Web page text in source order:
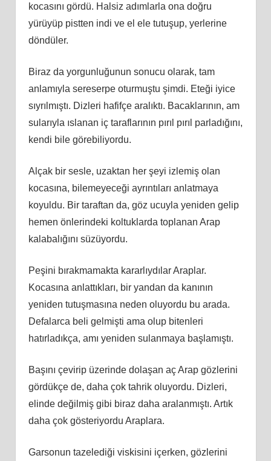
kocasını gördü. Halsiz adımlarla ona doğru
yürüyüp pistten indi ve el ele tutuşup, yerlerine
döndüler.
Biraz da yorgunluğunun sonucu olarak, tam
anlamıyla sereserpe oturmuştu şimdi. Eteği iyice
sıyrılmıştı. Dizleri hafifçe aralıktı. Bacaklarının, am
sularıyla ıslanan iç taraflarının pırıl pırıl parladığını,
kendi bile görebiliyordu.
Alçak bir sesle, uzaktan her şeyi izlemiş olan
kocasına, bilemeyeceği ayrıntıları anlatmaya
koyuldu. Bir taraftan da, göz ucuyla yeniden gelip
hemen önlerindeki koltuklarda toplanan Arap
kalabalığını süzüyordu.
Peşini bırakmamakta kararlıydılar Araplar.
Kocasına anlattıkları, bir yandan da kanının
yeniden tutuşmasına neden oluyordu bu arada.
Defalarca beli gelmişti ama olup bitenleri
hatırladıkça, amı yeniden sulanmaya başlamıştı.
Başını çevirip üzerinde dolaşan aç Arap gözlerini
gördükçe de, daha çok tahrik oluyordu. Dizleri,
elinde değilmiş gibi biraz daha aralanmıştı. Artık
daha çok gösteriyordu Araplara.
Garsonun tazelediği viskisini içerken, gözlerini